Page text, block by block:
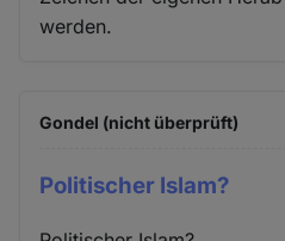
werden.
Gondel (nicht überprüft)
Politischer Islam?